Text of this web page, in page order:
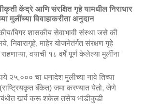
केंद्रे आणि संरक्षित गृहे यामधील निराधार
मुलींच्या विवाहाकरीता अनुदान
बिगर शासकीय सेवाभावी संस्था जसे की
निवारागृहे, माहेर योजनेतंर्गत संरक्षण गृहे
वयाची १८ वर्षे पूर्ण केलेल्या मुलींना
२५,००० चा धनादेश मुलीच्या नावे तिच्या
बॅंकेत) जमा करण्यात येतो, जेणे
खर्च करू शकेल तसेच भांडीकुडी